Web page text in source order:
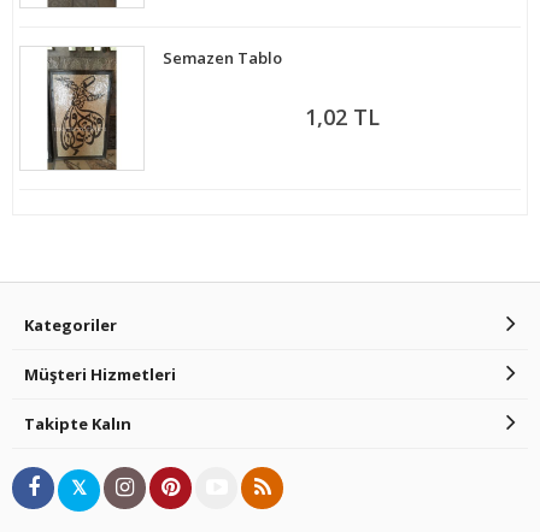
Semazen Tablo
1,02 TL
Kategoriler
Müşteri Hizmetleri
Takipte Kalın
𝕏